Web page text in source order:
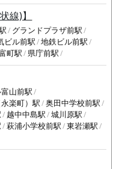
線)】
グランドプラザ前駅
ビル前駅 地鉄ビル前駅
町駅 県庁前駅
山前駅
楽町）駅 奥田中学校前駅
越中中島駅 城川原駅
萩浦小学校前駅 東岩瀬駅